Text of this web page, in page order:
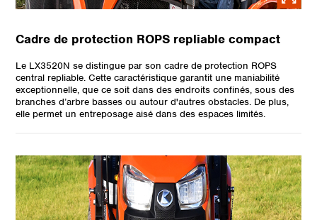
Cadre de protection ROPS repliable compact
Le LX3520N se distingue par son cadre de protection ROPS
central repliable. Cette caractéristique garantit une maniabilité
exceptionnelle, que ce soit dans des endroits confinés, sous des
branches d’arbre basses ou autour d'autres obstacles. De plus,
elle permet un entreposage aisé dans des espaces limités.